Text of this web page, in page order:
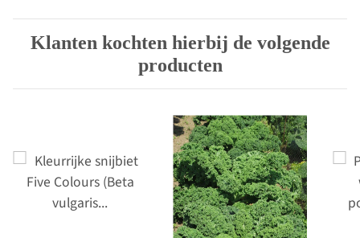
Klanten kochten hierbij de volgende
producten